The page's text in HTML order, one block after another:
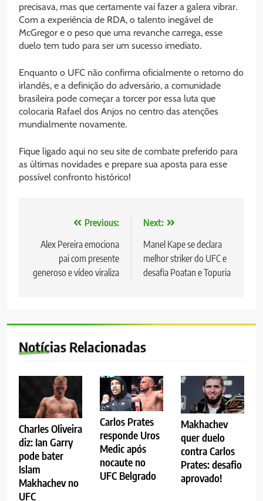
precisava, mas que certamente vai fazer a galera vibrar.
Com a experiência de RDA, o talento inegável de
McGregor e o peso que uma revanche carrega, esse
duelo tem tudo para ser um sucesso imediato.
Enquanto o UFC não confirma oficialmente o retorno do
irlandês, e a definição do adversário, a comunidade
brasileira pode começar a torcer por essa luta que
colocaria Rafael dos Anjos no centro das atenções
mundialmente novamente.
Fique ligado aqui no seu site de combate preferido para
as últimas novidades e prepare sua aposta para esse
possível confronto histórico!
Navegação
de
Post
Previous:
Alex Pereira emociona
pai com presente
generoso e vídeo viraliza
Next:
Manel Kape se declara
melhor striker do UFC e
desafia Poatan e Topuria
Notícias Relacionadas
Charles Oliveira
diz: Ian Garry
pode bater
Islam
Makhachev no
UFC
Carlos Prates
responde Uros
Medic após
nocaute no
UFC Belgrado
Makhachev
quer duelo
contra Carlos
Prates: desafio
aprovado!